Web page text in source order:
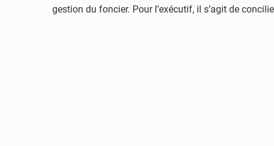
gestion du foncier. Pour l’exécutif, il s’agit de